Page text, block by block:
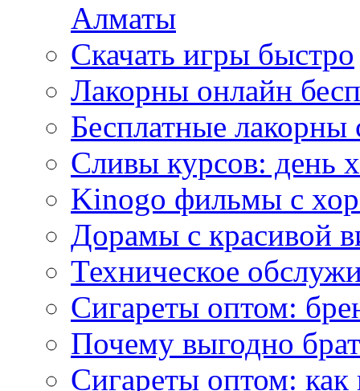
Алматы
Скачать игры быстро
Лакорны онлайн
Бесплатные лакорны
Сливы курсов: день
Kinogo фильмы с
Дорамы с красивой
Техническое
Сигареты оптом:
Почему выгодно
Сигареты оптом: как